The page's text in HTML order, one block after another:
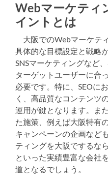
Webマーケティ
イントとは
大阪でのWebマーケテ
具体的な目標設定と戦略
SNSマーケティングなど
ターゲットユーザーに合
必要です。特に、SEOに
く、高品質なコンテンツ
運用が鍵となります。ま
た施策、例えば大阪特有
キャンペーンの企画など
ティングを大阪でするな
といった実績豊富な会社
道となるでしょう。